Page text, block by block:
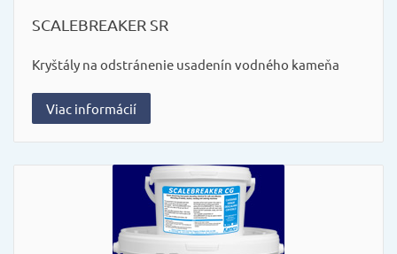
SCALEBREAKER SR
Kryštály na odstránenie usadenín vodného kameňa
Viac informácií